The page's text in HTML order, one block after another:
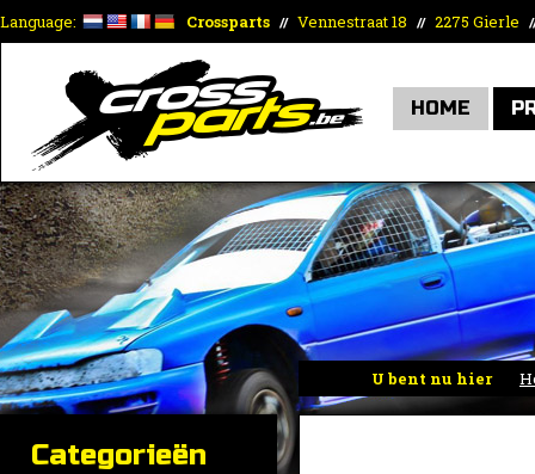
Language: Crossparts // Vennestraat 18 // 2275 Gierle
HOME
U bent nu hier
Categorieën